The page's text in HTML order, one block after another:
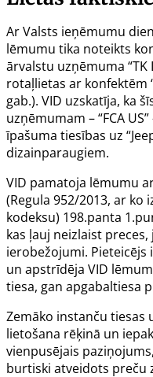
Ar Valsts ieņēmumu
lēmumu tika noteikts
ārvalstu uzņēmuma “TK
rotaļlietas ar konfektēm
gab.). VID uzskatīja, ka
uzņēmumam – “FCA
īpašuma tiesības uz
dizainparaugiem.
VID pamatoja lēmumu
(Regula 952/2013, ar ko
kodeksu) 198.panta
kas ļauj neizlaist
ierobežojumi.
un apstrīdēja VID
tiesa, gan apgabaltiesa
Zemāko instanču tiesas
lietošana rēķinā un
vienpusējais
burtiski atveidots preču